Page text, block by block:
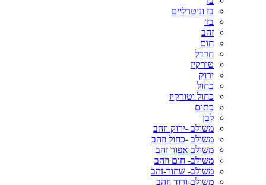
בז וניטרליים
בז׳
זהב
חום
חרדל
טורקיז
ירוק
כחול
כחול וטורקיז
כתום
לבן
משולב -ירוק וזהב
משולב -כחול וזהב
משולב אפור זהב
משולב- חום וזהב
משולב- שחור-זהב
משולב-ורוד וזהב